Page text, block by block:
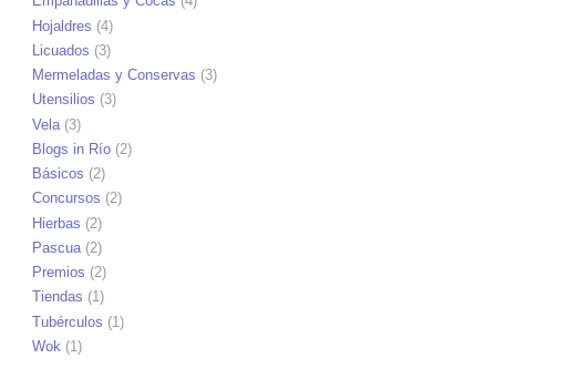
Hojaldres (4)
Licuados (3)
Mermeladas y Conservas (3)
Utensilios (3)
Vela (3)
Blogs in Río (2)
Básicos (2)
Concursos (2)
Hierbas (2)
Pascua (2)
Premios (2)
Tiendas (1)
Tubérculos (1)
Wok (1)